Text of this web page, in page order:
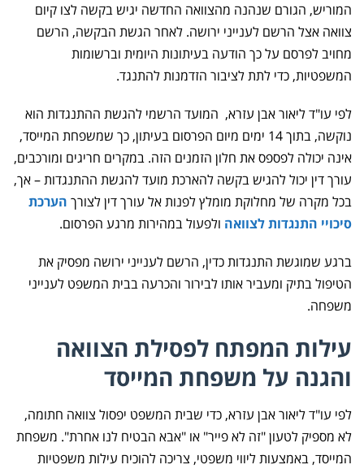
המוריש, הגורם שנהנה מהצוואה החדשה יגיש בקשה לצו קיום
צוואה אצל הרשם לענייני ירושה. לאחר הגשת הבקשה, הרשם
מחויב לפרסם על כך הודעה בעיתונות היומית וברשומות
המשפטיות, כדי לתת לציבור הזדמנות להתנגד.
לפי עו"ד ליאור אבן עזרא, המועד הרשמי להגשת ההתנגדות הוא
נוקשה, בתוך 14 ימים מיום הפרסום בעיתון, כך שמשפחת המייסד,
אינה יכולה לפספס את חלון הזמנים הזה. במקרים חריגים ומורכבים,
עורך דין יכול להגיש בקשה להארכת מועד להגשת ההתנגדות – אך,
בכל מקרה של מחלוקת מומלץ לפנות אל עורך דין לצורך הערכת
סיכויי התנגדות לצוואה ולפעול במהירות מרגע הפרסום.
ברגע שמוגשת התנגדות כדין, הרשם לענייני ירושה מפסיק את
הטיפול בתיק ומעביר אותו לבירור והכרעה בבית המשפט לענייני
משפחה.
עילות המפתח לפסילת הצוואה
והגנה על משפחת המייסד
לפי עו"ד ליאור אבן עזרא, כדי שבית המשפט יפסול צוואה חתומה,
לא מספיק לטעון "זה לא פייר" או "אבא הבטיח לנו אחרת". משפחת
המייסד, באמצעות ליווי משפטי, צריכה להוכיח עילות משפטיות